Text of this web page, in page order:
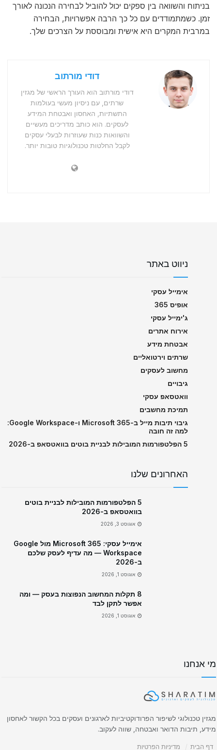
בניתוח והשוואה בין ספקים יכול להוביל לבחירה הנכונה לאורך
זמן. כשמתמודדים עם כל כך הרבה אפשרויות, הבחירה
במרבית המקרים היא אישית ומבוססת על הצרכים שלך.
דודי מורתוב
דודי מורתוב הוא העורך הראשי של מגזין
שרתים, עם ניסיון מעשי בעולמות
התשתיות, האחסון ואבטחת המידע
לעסקים. הוא כותב מדריכים מעשיים
והשוואות כנות שעוזרות לבעלי עסקים
לקבל החלטות טכנולוגיות טובות יותר.
ניווט באתר
אימייל עסקי
אופיס 365
ג'ימייל עסקי
אירוח אתרים
אבטחת מידע
שרתים וירטואליים
מחשוב לעסקים
גיבויים
וואטסאפ עסקי
תמיכת מחשבים
גיבוי תיבות מייל ב-Microsoft 365 ו-Google Workspace:
למה זה חובה
5 הפלטפורמות המובילות לבניית בוטים בוואטסאפ ב-2026
האחרונים שלנו
5 הפלטפורמות המובילות לבניית בוטים
בוואטסאפ ב-2026
אוגוסט 3, 2026
אימייל עסקי: Microsoft 365 מול Google
Workspace — מה עדיף לעסק שלכם
ב-2026
אוגוסט 1, 2026
8 תקלות המחשוב הנפוצות בעסק — ומה
אפשר לתקן לבד
אוגוסט 1, 2026
מי אנחנו
מגזין טכנולוגי לשיפור הפרודוקטיביות לארגונים ועסקים בכל הקשור לאחסון
מידע, תיבות הדואר ואבטחה, שווה לעקוב.
דף הבית מדיניות הפרטיות